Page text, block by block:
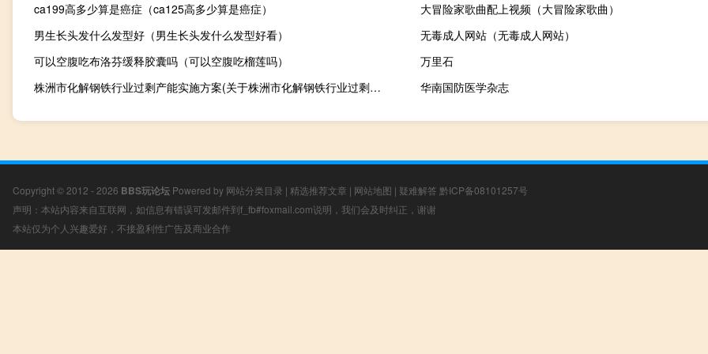
ca199高多少算是癌症（ca125高多少算是癌症）
大冒险家歌曲配上视频（大冒险家歌曲）
男生长头发什么发型好（男生长头发什么发型好看）
无毒成人网站（无毒成人网站）
可以空腹吃布洛芬缓释胶囊吗（可以空腹吃榴莲吗）
万里石
株洲市化解钢铁行业过剩产能实施方案(关于株洲市化解钢铁行业过剩产能实施方案的简介)
华南国防医学杂志
Copyright © 2012 - 2026 BBS玩论坛 Powered by 网站分类目录 | 精选推荐文章 | 网站地图 | 疑难解答 黔ICP备08101257号
声明：本站内容来自互联网，如信息有错误可发邮件到f_fb#foxmail.com说明，我们会及时纠正，谢谢
本站仅为个人兴趣爱好，不接盈利性广告及商业合作